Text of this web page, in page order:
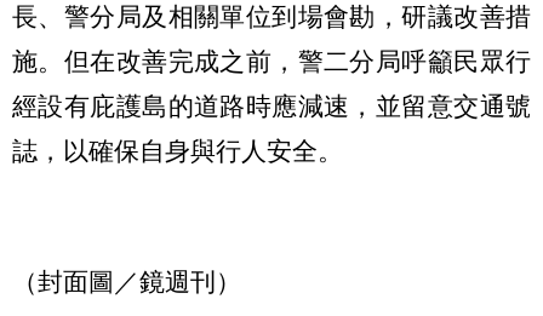
長、警分局及相關單位到場會勘，研議改善措
施。但在改善完成之前，警二分局呼籲民眾行
經設有庇護島的道路時應減速，並留意交通號
誌，以確保自身與行人安全。
（封面圖／鏡週刊）